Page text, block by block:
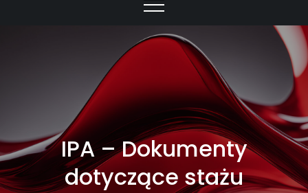
IPA – Dokumenty
dotyczące stażu